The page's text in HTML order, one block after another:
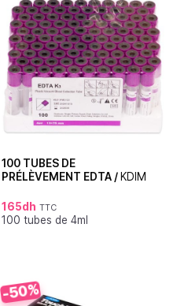
100 TUBES DE
PRÉLÈVEMENT EDTA / KDIM
165dh TTC
100 tubes de 4ml
-50%